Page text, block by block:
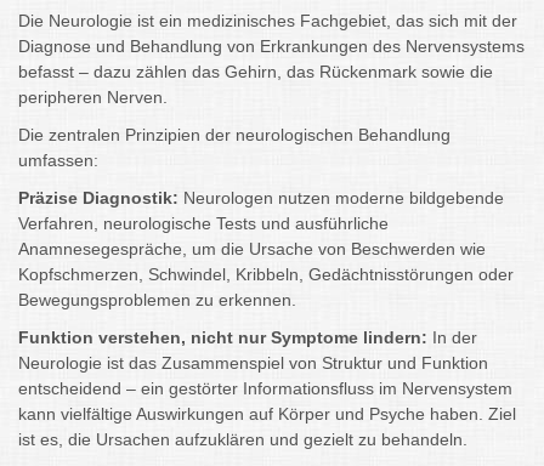
Die Neurologie ist ein medizinisches Fachgebiet, das sich mit der
Diagnose und Behandlung von Erkrankungen des Nervensystems
befasst – dazu zählen das Gehirn, das Rückenmark sowie die
peripheren Nerven.
Die zentralen Prinzipien der neurologischen Behandlung
umfassen:
Präzise Diagnostik: Neurologen nutzen moderne bildgebende
Verfahren, neurologische Tests und ausführliche
Anamnesegespräche, um die Ursache von Beschwerden wie
Kopfschmerzen, Schwindel, Kribbeln, Gedächtnisstörungen oder
Bewegungsproblemen zu erkennen.
Funktion verstehen, nicht nur Symptome lindern: In der
Neurologie ist das Zusammenspiel von Struktur und Funktion
entscheidend – ein gestörter Informationsfluss im Nervensystem
kann vielfältige Auswirkungen auf Körper und Psyche haben. Ziel
ist es, die Ursachen aufzuklären und gezielt zu behandeln.